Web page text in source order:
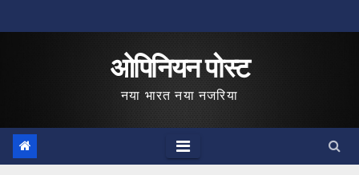
to
ओपिनियन पोस्ट
नया भारत नया नजरिया